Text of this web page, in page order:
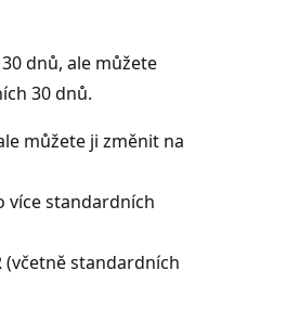
dnů, ale můžete
30 dnů.
můžete ji změnit na
více standardních
(včetně standardních